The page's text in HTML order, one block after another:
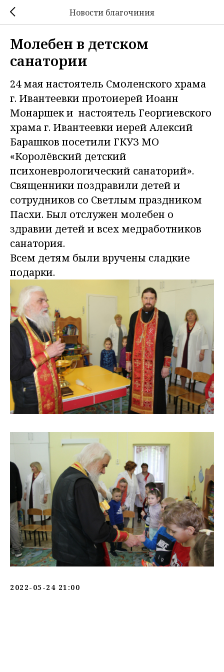
Новости благочиния
Молебен в детском
санатории
24 мая настоятель Смоленского храма
г. Ивантеевки протоиерей Иоанн
Монаршек и настоятель Георгиевского
храма г. Ивантеевки иерей Алексий
Барашков посетили ГКУЗ МО
«Королёвский детский
психоневрологический санаторий».
Священники поздравили детей и
сотрудников со Светлым праздником
Пасхи. Был отслужен молебен о
здравии детей и всех медработников
санатория.
Всем детям были вручены сладкие
подарки.
2022-05-24 21:00